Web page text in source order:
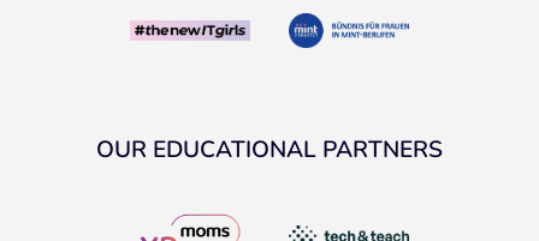
OUR EDUCATIONAL PARTNERS